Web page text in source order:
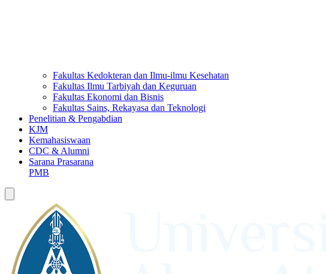
Fakultas Kedokteran dan Ilmu-ilmu Kesehatan
Fakultas Ilmu Tarbiyah dan Keguruan
Fakultas Ekonomi dan Bisnis
Fakultas Sains, Rekayasa dan Teknologi
Penelitian & Pengabdian
KJM
Kemahasiswaan
CDC & Alumni
Sarana Prasarana
PMB